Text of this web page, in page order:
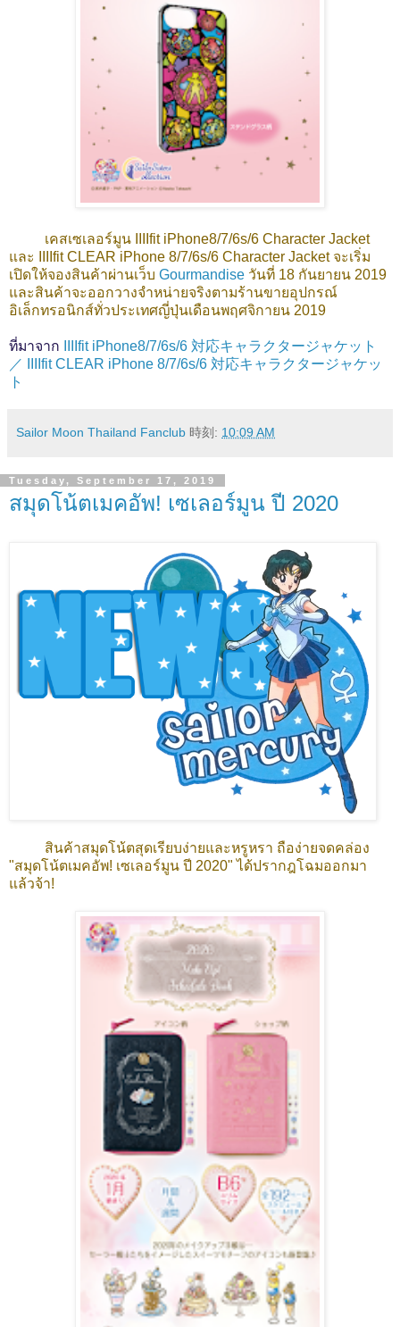
เคสเซเลอร์มูน IIIIfit iPhone8/7/6s/6 Character Jacket
และ IIIIfit CLEAR iPhone 8/7/6s/6 Character Jacket จะเริ่ม
เปิดให้จองสินค้าผ่านเว็บ Gourmandise วันที่ 18 กันยายน 2019
และสินค้าจะออกวางจำหน่ายจริงตามร้านขายอุปกรณ์
อิเล็กทรอนิกส์ทั่วประเทศญี่ปุ่นเดือนพฤศจิกายน 2019
ที่มาจาก
IIIIfit iPhone8/7/6s/6 対応キャラクタージャケット
／ IIIIfit CLEAR iPhone 8/7/6s/6 対応キャラクタージャケッ
ト
Sailor Moon Thailand Fanclub 時刻: 10:09 AM
Tuesday, September 17, 2019
สมุดโน้ตเมคอัพ! เซเลอร์มูน ปี 2020
สินค้าสมุดโน้ตสุดเรียบง่ายและหรูหรา ถือง่ายจดคล่อง
"สมุดโน้ตเมคอัพ! เซเลอร์มูน ปี 2020" ได้ปรากฎโฉมออกมา
แล้วจ้า!